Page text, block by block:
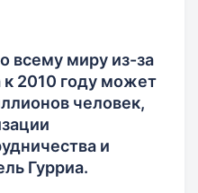
всему миру из-за
к 2010 году может
человек,
и
Гурриа.